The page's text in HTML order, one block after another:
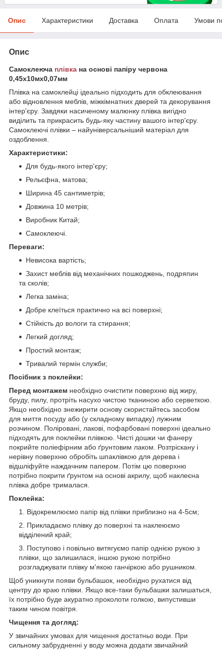
Опис Характеристики Доставка Оплата Умови
Опис
Самоклеюча плівка на основі папіру червона
0,45х10мх0,07мм
Плівка на самоклейці ідеально підходить для обклеювання
або відновлення меблів, міжкімнатних дверей та декорування
інтер'єру. Завдяки насиченому малюнку плівка вигідно
виділить та прикрасить будь-яку частину вашого інтер'єру.
Самоклеючі плівки – найуніверсальніший матеріал для
оздоблення.
Характеристики:
Для будь-якого інтер'єру;
Рельєфна, матова;
Ширина 45 сантиметрів;
Довжина 10 метрів;
Виробник Китай;
Самоклеючі.
Переваги:
Невисока вартість;
Захист меблів від механічних пошкоджень, подряпин
та сколів;
Легка заміна;
Добре клеїться практично на всі поверхні;
Стійкість до вологи та стирання;
Легкий догляд;
Простий монтаж;
Тривалий термін служби;
Посібник з поклейки:
Перед монтажем необхідно очистити поверхню від жиру,
бруду, пилу, протріть насухо чистою тканиною або серветкою.
Якщо необхідно знежирити основу скористайтесь засобом
для миття посуду або (у складному випадку) лужним
розчином. Поліровані, лакові, пофарбовані поверхні ідеально
підходять для поклейки плівкою. Чисті дошки чи фанеру
покрийте поліефірним або ґрунтовим лаком. Розтріскану і
нерівну поверхню обробіть шпаклівкою для дерева і
відшліфуйте наждачним папером. Потім цю поверхню
потрібно покрити ґрунтом на основі акрилу, щоб наклеєна
плівка добре трималася.
Поклейка:
Відокремлюємо папір від плівки приблизно на 4-5см;
Прикладаємо плівку до поверхні та наклеюємо
відділений край;
Поступово і повільно витягуємо папір однією рукою з
плівки, що залишилася, іншою рукою потрібно
розгладжувати плівку м'якою ганчіркою або рушником.
Щоб уникнути появи бульбашок, необхідно рухатися від
центру до краю плівки. Якщо все-таки бульбашки залишаться,
їх потрібно буде акуратно проколоти голкою, випустивши
таким чином повітря.
Чищення та догляд:
У звичайних умовах для чищення достатньо води. При
сильному забрудненні у воду можна додати звичайний